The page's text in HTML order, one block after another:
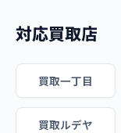
対応買取店
買取一丁目
買取ルデヤ